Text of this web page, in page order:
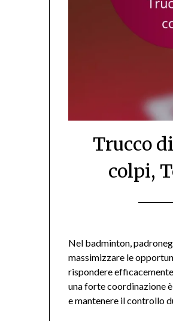
Trucco
colpi,
Nel badminton,
massimizzare le
rispondere
una forte coordinazione
e mantenere il controllo